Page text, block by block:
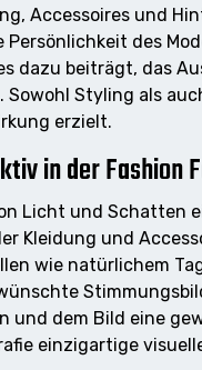
Accessoires und
des
dazu beiträgt, das
Styling als
erzielt.
in der Fashion
Licht und Schatten
Kleidung und
wie natürlichem
und dem Bild eine
einzigartige